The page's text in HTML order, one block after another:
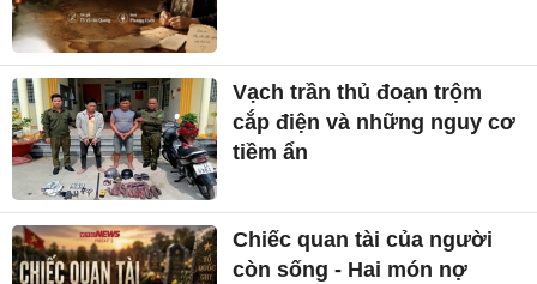
Vạch trần thủ đoạn trộm
cắp điện và những nguy cơ
tiềm ẩn
Chiếc quan tài của người
còn sống - Hai món nợ